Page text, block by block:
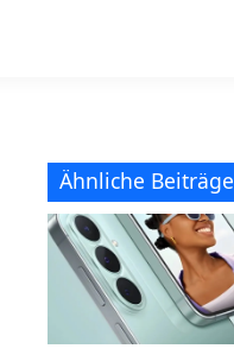
Ähnliche Beiträge